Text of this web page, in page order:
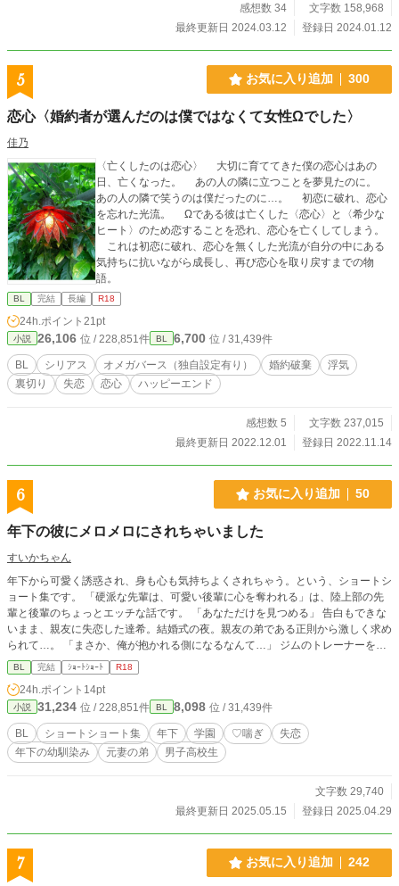
感想数 34
文字数 158,968
最終更新日 2024.03.12
登録日 2024.01.12
5 お気に入り追加 300
恋心〈婚約者が選んだのは僕ではなくて女性Ωでした〉
佳乃
〈亡くしたのは恋心〉 大切に育ててきた僕の恋心はあの
日、亡くなった。 あの人の隣に立つことを夢見たのに。
あの人の隣で笑うのは僕だったのに…。 初恋に破れ、恋心
を忘れた光流。 Ωである彼は亡くした〈恋心〉と〈希少な
ヒート〉のため恋することを恐れ、恋心を亡くしてしまう。
これは初恋に破れ、恋心を無くした光流が自分の中にある
気持ちに抗いながら成長し、再び恋心を取り戻すまでの物
語。
BL 完結 長編 R18
24h.ポイント 21pt
小説 26,106 位 / 228,851件 BL 6,700 位 / 31,439件
BL シリアス オメガバース（独自設定有り） 婚約破棄
浮気
裏切り
失恋 恋心 ハッピーエンド
感想数 5
文字数 237,015
最終更新日 2022.12.01
登録日 2022.11.14
6 お気に入り追加 50
年下の彼にメロメロにされちゃいました
すいかちゃん
年下から可愛く誘惑され、身も心も気持ちよくされちゃう。という、ショートシ
ョート集です。 「硬派な先輩は、可愛い後輩に心を奪われる」は、陸上部の先
輩と後輩のちょっとエッチな話です。 「あなただけを見つめる」 告白もできな
いまま、親友に失恋した達希。結婚式の夜。親友の弟である正則から激しく求め
られて…。 「まさか、俺が抱かれる側になるなんて…」 ジムのトレーナーをし
ている逞は、好みの客を見つけては後腐れない関係を楽しんでいた。そんなある
日、見るからに華奢で気弱な隆人に一目惚れ。だけど、シャワールームで向かい
合った瞬間。逞は隆人に…。 「年下の幼馴染みに口説かれて押し倒されまし
た」 大学生になっても、まだ未経験な良人。隣に住む年下の幼馴染みにその事
を知られてしまい…。 「S○X、教えてあげようか？」 良人は、強引にベッドに
押し倒され…。 「元妻の弟に恋をしています」 結婚式の翌日。妻に一方的に離
縁を言い渡された政史。元妻の家で暮らす事になった政史の世話は、義弟になる
れは昼休みだけの事。ある日、涼一とのキスに睦の身体は反応してしまい…。そ
なかなか会えなくなる。おまけに、涼一は相手役の野川潤とかなり仲良くなった
ようで…。 「本気の証明」 家庭教師のバイトを始めた大学生の前野誠二。生徒
である野川潤と恋愛関係になる。本気の恋に慎重になる誠二。だが、その態度が
BL 完結 ｼｮｰﾄｼｮｰﾄ R18
24h.ポイント 14pt
小説 31,234 位 / 228,851件 BL 8,098 位 / 31,439件
BL ショートショート集 年下 学園 ♡喘ぎ
失恋
年下の幼馴染み
元妻の弟 男子高校生
文字数 29,740
最終更新日 2025.05.15
登録日 2025.04.29
7 お気に入り追加 242